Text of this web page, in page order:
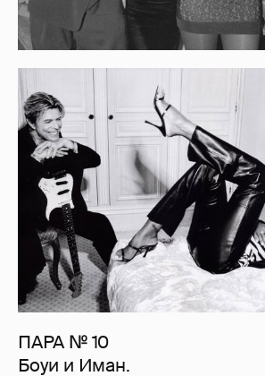
ПАРА № 10
Боуи и Иман.